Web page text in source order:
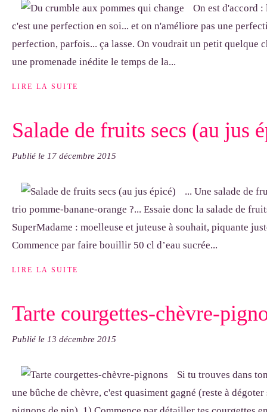
On est d'accord
c'est une perfection en soi... et on n'améliore pas une
perfection, parfois... ça lasse. On voudrait un petit quelque
une promenade inédite le temps de la...
LIRE LA SUITE
Salade de fruits secs (au jus
Publié le 17 décembre 2015
... Une salade de
trio pomme-banane-orange ?... Essaie donc la salade de
SuperMadame : moelleuse et juteuse à souhait, piquante
Commence par faire bouillir 50 cl d’eau sucrée...
LIRE LA SUITE
Tarte courgettes-chèvre-
Publié le 13 décembre 2015
Si tu trouves dans
une bûche de chèvre, c'est quasiment gagné (reste à